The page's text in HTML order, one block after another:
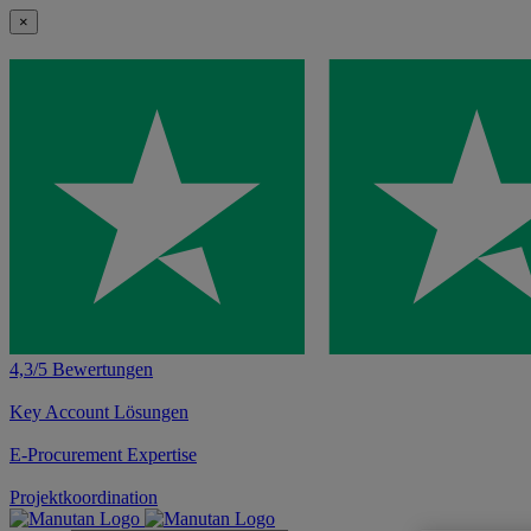
×
4,3/5 Bewertungen
Key Account Lösungen
E-Procurement Expertise
Projektkoordination